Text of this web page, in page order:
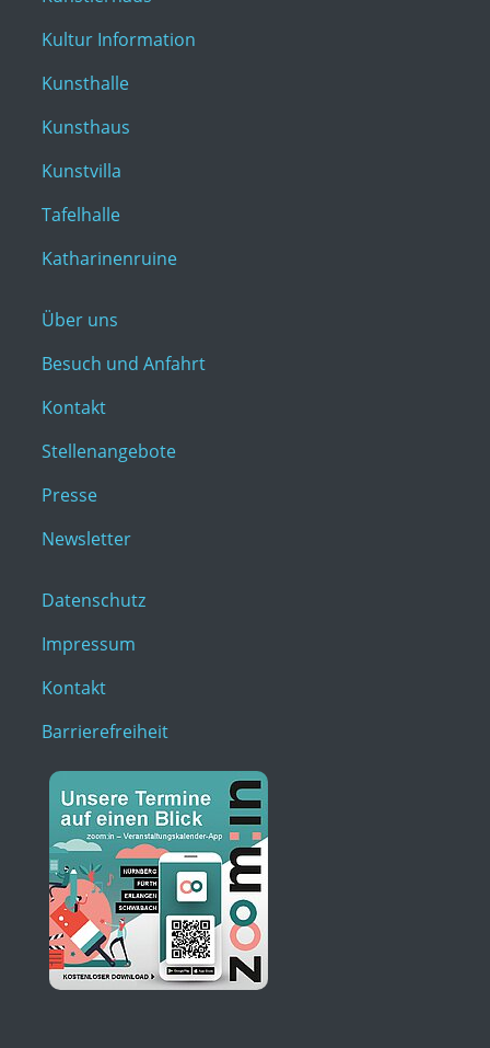
Kultur Information
Kunsthalle
Kunsthaus
Kunstvilla
Tafelhalle
Katharinenruine
Über uns
Besuch und Anfahrt
Kontakt
Stellenangebote
Presse
Newsletter
Datenschutz
Impressum
Kontakt
Barrierefreiheit